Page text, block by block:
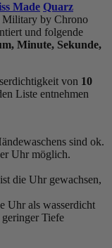
Made Quarz
Military by Chrono
und folgende
Minute, Sekunde,
von 10
Liste entnehmen
sind ok.
Uhr möglich.
die Uhr gewachsen,
Uhr als wasserdicht
Tiefe